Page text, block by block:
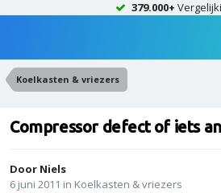
379.000+
Koelkasten & vriezers
Compressor defect of iets
Door Niels
6 juni 2011 in Koelkasten & vriezers